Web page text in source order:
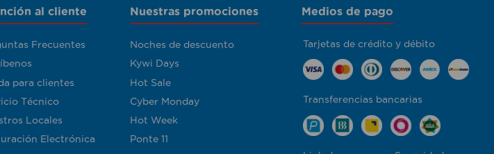
al cliente
Frecuentes
para clientes
Técnico
Locales
Electrónica
Nuestras promociones
Noches de descuento
Kywi Days
Hot Sale
Cyber Monday
Hot Week
Ponte 11
Medios de pago
Tarjetas de crédito y débito
Transferencias bancarias